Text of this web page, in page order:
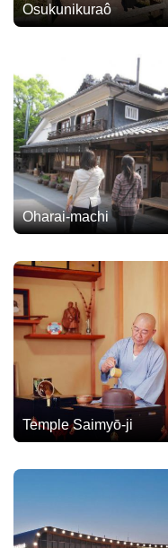
Osukunikuraô
Oharai-machi
Temple Saimyō-ji